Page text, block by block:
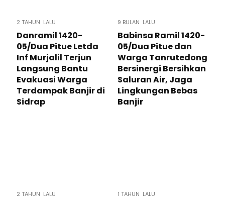
2 TAHUN LALU
Danramil 1420-
05/Dua Pitue Letda
Inf Murjalil Terjun
Langsung Bantu
Evakuasi Warga
Terdampak Banjir di
Sidrap
9 BULAN LALU
Babinsa Ramil 1420-
05/Dua Pitue dan
Warga Tanrutedong
Bersinergi Bersihkan
Saluran Air, Jaga
Lingkungan Bebas
Banjir
2 TAHUN LALU 1 TAHUN LALU